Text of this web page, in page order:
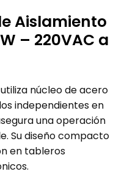
Aislamiento
– 220VAC a
utiliza núcleo de acero
independientes en
una operación
Su diseño compacto
en tableros